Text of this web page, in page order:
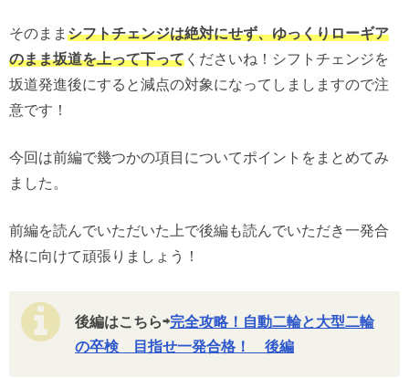
そのまま シフトチェンジは絶対にせず、ゆっくりローギア
のまま坂道を上って下って くださいね！シフトチェンジを
坂道発進後にすると減点の対象になってしましますので注
意です！
今回は前編で幾つかの項目についてポイントをまとめてみ
ました。
前編を読んでいただいた上で後編も読んでいただき一発合
格に向けて頑張りましょう！
後編はこちら⇨完全攻略！自動二輪と大型二輪
の卒検 目指せ一発合格！ 後編